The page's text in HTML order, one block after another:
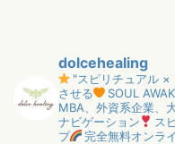
dolcehealing
"スピリチュアル ×
させる
SOUL
MBA、外資系企業、
ナビゲーション
ス
プ
完全無料オン